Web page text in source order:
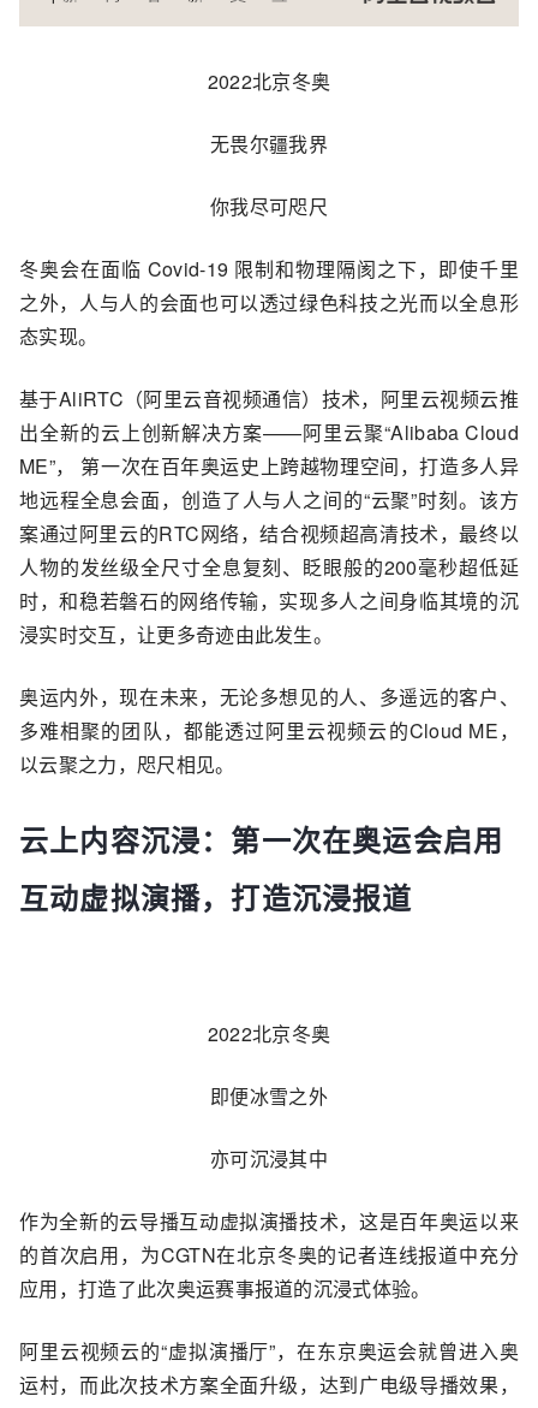
2022北京冬奥
无畏尔疆我界
你我尽可咫尺
冬奥会在面临 Covid-19 限制和物理隔阂之下，即使千里
之外，人与人的会面也可以透过绿色科技之光而以全息形
态实现。
基于AliRTC（阿里云音视频通信）技术，阿里云视频云推
出全新的云上创新解决方案——阿里云聚“Alibaba Cloud
ME”， 第一次在百年奥运史上跨越物理空间，打造多人异
地远程全息会面，创造了人与人之间的“云聚”时刻。该方
案通过阿里云的RTC网络，结合视频超高清技术，最终以
人物的发丝级全尺寸全息复刻、眨眼般的200毫秒超低延
时，和稳若磐石的网络传输，实现多人之间身临其境的沉
浸实时交互，让更多奇迹由此发生。
奥运内外，现在未来，无论多想见的人、多遥远的客户、
多难相聚的团队，都能透过阿里云视频云的Cloud ME，
以云聚之力，咫尺相见。
云上内容沉浸：第一次在奥运会启用
互动虚拟演播，打造沉浸报道
2022北京冬奥
即便冰雪之外
亦可沉浸其中
作为全新的云导播互动虚拟演播技术，这是百年奥运以来
的首次启用，为CGTN在北京冬奥的记者连线报道中充分
应用，打造了此次奥运赛事报道的沉浸式体验。
阿里云视频云的“虚拟演播厅”，在东京奥运会就曾进入奥
运村，而此次技术方案全面升级，达到广电级导播效果，